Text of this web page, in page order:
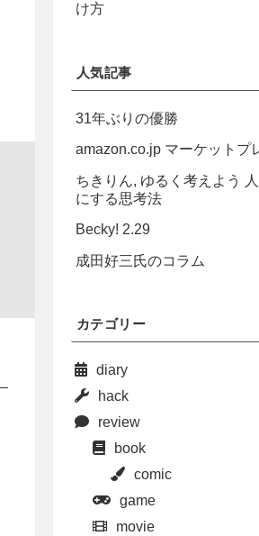
け方
人気記事
31年ぶりの優勝
amazon.co.jp マーケットプ
ちきりん, ゆるく考えよう
にする思考法
Becky! 2.29
成田好三氏のコラム
カテゴリー
diary
hack
review
book
comic
game
movie